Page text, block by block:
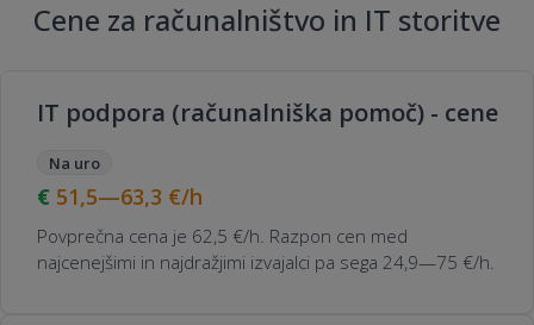
Cene za računalništvo in IT storitve
IT podpora (računalniška pomoč) - cene
Na uro
51,5—63,3 €/h
Povprečna cena je 62,5 €/h. Razpon cen med
najcenejšimi in najdražjimi izvajalci pa sega 24,9—75 €/h.